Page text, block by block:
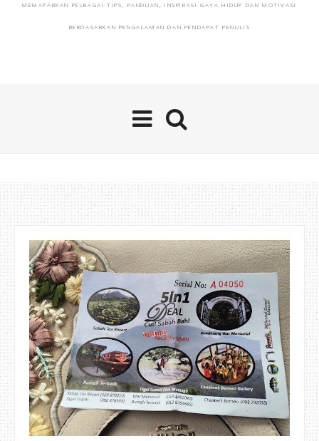
MEMAPARKAN PELBAGAI TIPS, PANDUAN, INSPIRASI GAYA HIDUP DAN MOTIVASI
BERDASARKAN PENGALAMAN DAN PENDAPAT PENULIS